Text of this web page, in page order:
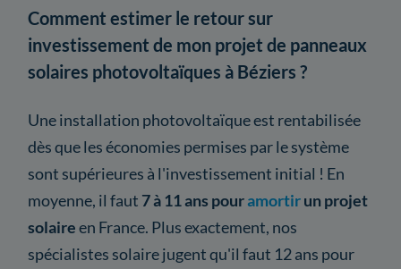
Comment estimer le retour sur
investissement de mon projet de panneaux
solaires photovoltaïques à Béziers ?
Une installation photovoltaïque est rentabilisée
dès que les économies permises par le système
sont supérieures à l'investissement initial ! En
moyenne, il faut 7 à 11 ans pouramortirun projet
solaireen France. Plus exactement, nos
spécialistes solaire jugent qu'il faut 12 ans pour